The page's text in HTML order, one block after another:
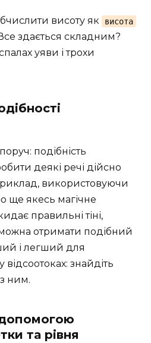
висоту як
висота
здається складним?
уяви і трохи
подібність
деякі речі дійсно
використовуючи
ще якесь магічне
правильні тіні,
отримати подібний
і легший для
знайдіть
ним.
та рівня